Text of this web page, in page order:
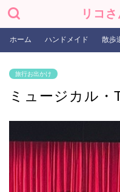
リコ
ホーム ハンドメイド 散歩
旅行お出かけ
ミュージカル